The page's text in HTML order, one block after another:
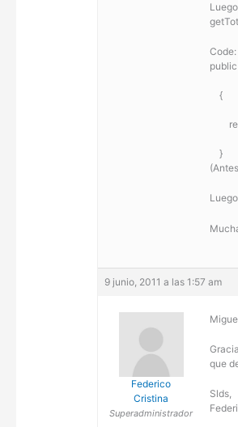
Code:
    {
    }
9 junio, 2011 a las 1:57 am
Federico
Cristina
Superadministrador
que
Slds,